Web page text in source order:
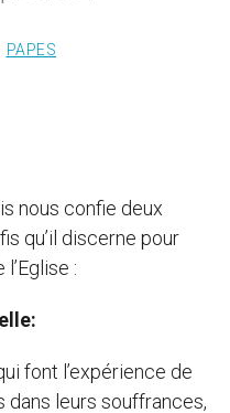
PAPES
nous confie deux
qu’il discerne pour
:
font l’expérience de
leurs souffrances,